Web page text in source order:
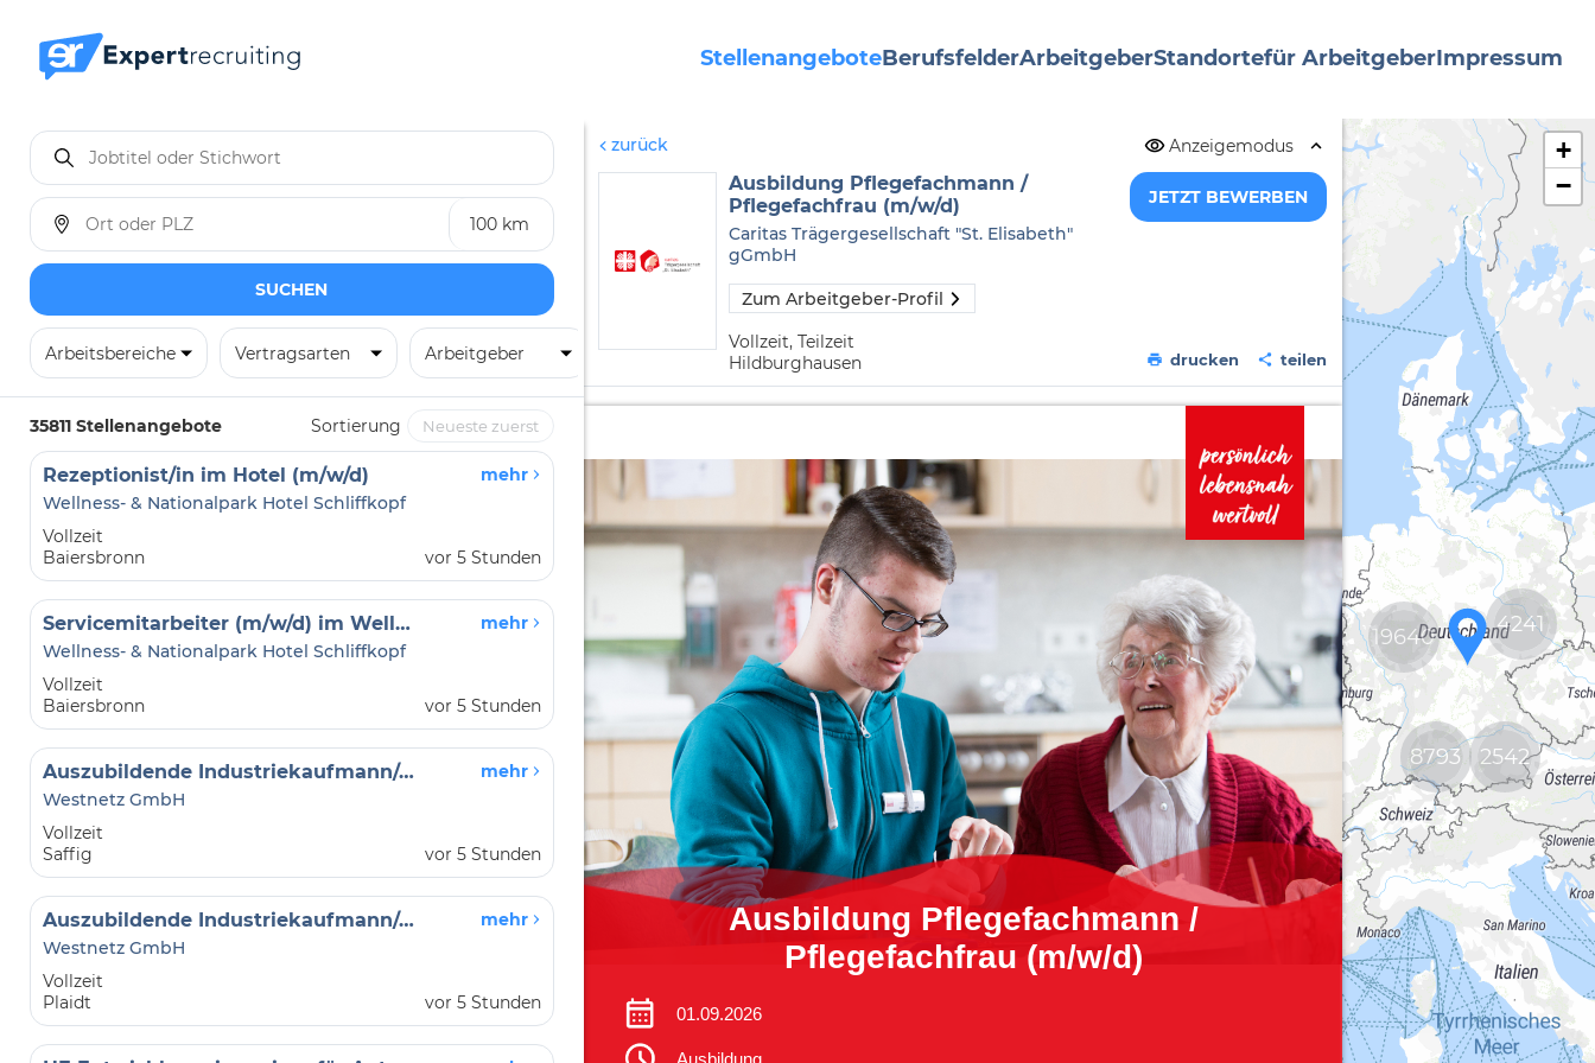
StellenangeboteBerufsfelderArbeitgeberStandortefür ArbeitgeberImpressum
SUCHEN
Arbeitsbereiche Vertragsarten Arbeitgeber
35811 Stellenangebote Sortierung
Rezeptionist/in im Hotel (m/w/d)
Wellness- & Nationalpark Hotel Schliffkopf
Vollzeit
Baiersbronn
mehr
vor 5 Stunden
Servicemitarbeiter (m/w/d) im Wellnesshotel
Wellness- & Nationalpark Hotel Schliffkopf
Vollzeit
Baiersbronn
mehr
vor 5 Stunden
Auszubildende Industriekaufmann/-frau (m/w/d) (2027)
Westnetz GmbH
Vollzeit
Saffig
mehr
vor 5 Stunden
Auszubildende Industriekaufmann/-frau (m/w/d) (2027)
Westnetz GmbH
Vollzeit
Plaidt
mehr
vor 5 Stunden
zurück Anzeigemodus
Ausbildung Pflegefachmann /
Pflegefachfrau (m/w/d)
Caritas Trägergesellschaft "St. Elisabeth"
gGmbH
Zum Arbeitgeber-Profil
Vollzeit, Teilzeit
Hildburghausen
JETZT BEWERBEN
drucken teilen
19640
8793
4241
2542
64
2
+
−